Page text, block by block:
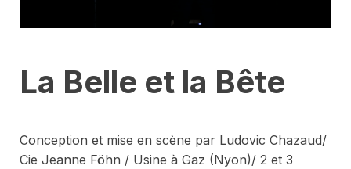
La Belle et la Bête
Conception et mise en scène par Ludovic Chazaud/
Cie Jeanne Föhn / Usine à Gaz (Nyon)/ 2 et 3